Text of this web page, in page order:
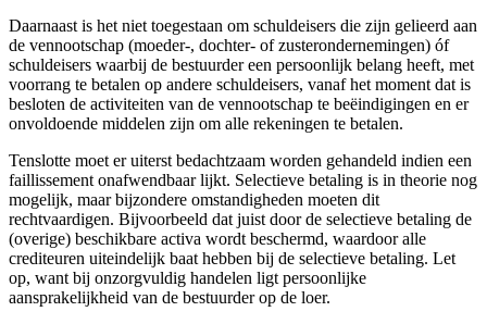
Daarnaast is het niet toegestaan om schuldeisers die zijn gelieerd aan
de vennootschap (moeder-, dochter- of zusterondernemingen) óf
schuldeisers waarbij de bestuurder een persoonlijk belang heeft, met
voorrang te betalen op andere schuldeisers, vanaf het moment dat is
besloten de activiteiten van de vennootschap te beëindigingen en er
onvoldoende middelen zijn om alle rekeningen te betalen.
Tenslotte moet er uiterst bedachtzaam worden gehandeld indien een
faillissement onafwendbaar lijkt. Selectieve betaling is in theorie nog
mogelijk, maar bijzondere omstandigheden moeten dit
rechtvaardigen. Bijvoorbeeld dat juist door de selectieve betaling de
(overige) beschikbare activa wordt beschermd, waardoor alle
crediteuren uiteindelijk baat hebben bij de selectieve betaling. Let
op, want bij onzorgvuldig handelen ligt persoonlijke
aansprakelijkheid van de bestuurder op de loer.